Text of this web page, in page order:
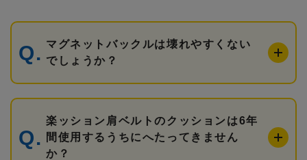
マグネットバックルは壊れやすくない
でしょうか？
楽ッション肩ベルトのクッションは6年
間使用するうちにへたってきません
か？